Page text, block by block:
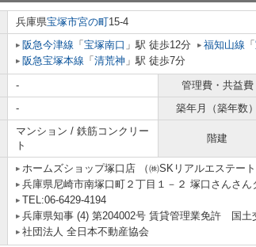
兵庫県宝塚市宮の町15-4
阪急今津線 「 宝塚南口 」駅 徒歩12分 福知山線 「
阪急宝塚本線 「 清荒神 」駅 徒歩7分
- 管理費・共益費
- 築年月（築年数）
マンション / 鉄筋コンクリー
ト
階建
ホームズショップ塚口店 （㈱SKリアルエステート
兵庫県尼崎市南塚口町２丁目１－２ 塚口さんさん
TEL:06-6429-4194
兵庫県知事 (4) 第204002号 賃貸管理業免許 国土
社団法人 全日本不動産協会